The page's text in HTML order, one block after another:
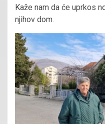
Kaže nam da će uprkos
njihov dom.